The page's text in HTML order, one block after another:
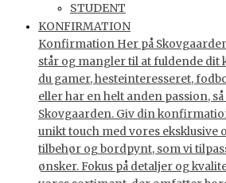
STUDENT
KONFIRMATION
Konfirmation Her på
står og mangler til at fuldende
du gamer, hesteinteresseret,
eller har en helt anden passion,
Skovgaarden. Giv din
unikt touch med vores eksklusive
tilbehør og bordpynt, som vi
ønsker. Fokus på detaljer og